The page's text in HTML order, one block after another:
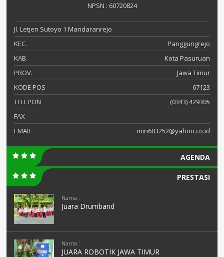
NPSN : 60720824
Jl. Letjen Sutoyo 1 Mandaranrejo
KEC.
Panggungrejo
KAB.
Kota Pasuruan
PROV.
Jawa Timur
KODE POS
67123
TELEPON
(0343) 429305
FAX
-
EMAIL
min603252@yahoo.co.id
AGENDA
PRESTASI
Nama :
Juara Drumband
Nama :
JUARA ROBOTIK JAWA TIMUR